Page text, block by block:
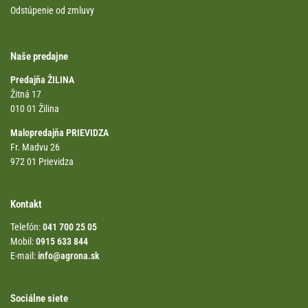
Odstúpenie od zmluvy
Naše predajne
Predajňa ŽILINA
Žitná 17
010 01 Žilina
Malopredajňa PRIEVIDZA
Fr. Madvu 26
972 01 Prievidza
Kontakt
Telefón:041 700 25 05
Mobil:0915 633 844
E-mail:info@agrona.sk
Sociálne siete